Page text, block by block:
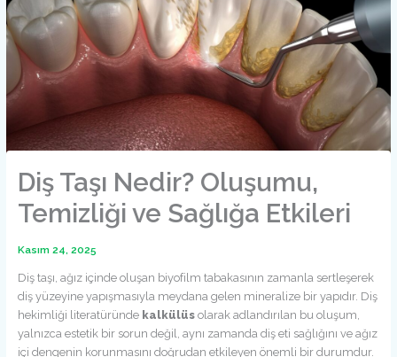
Diş Taşı Nedir? Oluşumu,
Temizliği ve Sağlığa Etkileri
Kasım 24, 2025
Diş taşı, ağız içinde oluşan biyofilm tabakasının zamanla sertleşerek
diş yüzeyine yapışmasıyla meydana gelen mineralize bir yapıdır. Diş
hekimliği literatüründe kalkülüsolarak adlandırılan bu oluşum,
yalnızca estetik bir sorun değil, aynı zamanda diş eti sağlığını ve ağız
içi dengenin korunmasını doğrudan etkileyen önemli bir durumdur.